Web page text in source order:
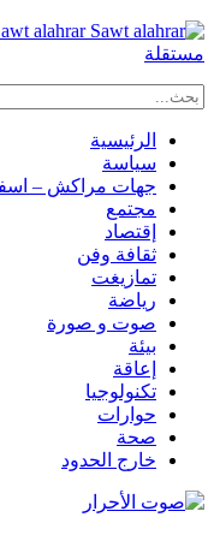
مستقلة
الرئيسية
سياسة
جهات مراكش –
مجتمع
إقتصاد
ثقافة وفن
تمازيغت
رياضة
صوت و صورة
بيئة
إعاقة
تكنولوجيا
حوارات
صحة
خارج الحدود